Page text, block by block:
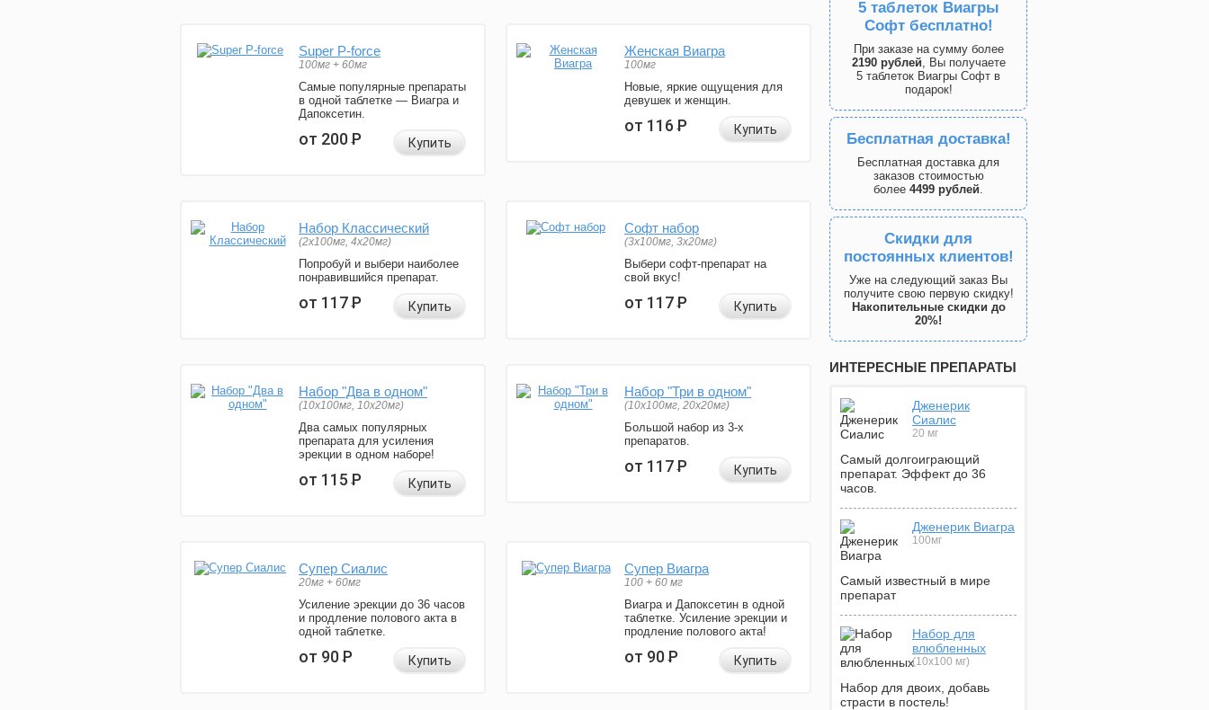
Super P-force
100мг + 60мг
Самые популярные препараты
в одной таблетке — Виагра и
Дапоксетин.
от 200Р Купить
Женская Виагра
100мг
Новые, яркие ощущения для
девушек и женщин.
от 116Р Купить
Набор Классический
(2x100мг, 4x20мг)
Попробуй и выбери наиболее
понравившийся препарат.
от 117Р Купить
Софт набор
(3x100мг, 3x20мг)
Выбери софт-препарат на
свой вкус!
от 117Р Купить
Набор "Два в одном"
(10x100мг, 10x20мг)
Два самых популярных
препарата для усиления
эрекции в одном наборе!
от 115Р Купить
Набор "Три в одном"
(10x100мг, 20x20мг)
Большой набор из 3-х
препаратов.
от 117Р Купить
Супер Сиалис
20мг + 60мг
Усиление эрекции до 36 часов
и продление полового акта в
одной таблетке.
от 90Р Купить
Супер Виагра
100 + 60 мг
Виагра и Дапоксетин в одной
таблетке. Усиление эрекции и
продление полового акта!
от 90Р Купить
5 таблеток Виагры
Софт бесплатно!
При заказе на сумму более
2190 рублей, Вы получаете
5 таблеток Виагры Софт в
подарок!
Бесплатная доставка!
Бесплатная доставка для
заказов стоимостью
более 4499 рублей.
Скидки для
постоянных клиентов!
Уже на следующий заказ Вы
получите свою первую скидку!
Накопительные скидки до
20%!
ИНТЕРЕСНЫЕ ПРЕПАРАТЫ
Дженерик
Сиалис
20 мг
Самый долгоиграющий
препарат. Эффект до 36
часов.
Дженерик Виагра
100мг
Самый известный в мире
препарат
Набор для
влюбленных
(10х100 мг)
Набор для двоих, добавь
страсти в постель!